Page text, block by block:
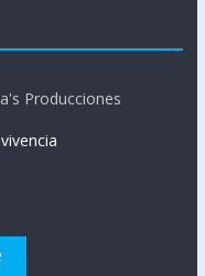
Producciones